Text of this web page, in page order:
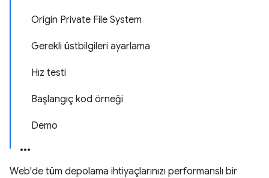
Origin Private File System
Gerekli üstbilgileri ayarlama
Hız testi
Başlangıç kod örneği
Demo
Web'de tüm depolama ihtiyaçlarınızı performanslı bir